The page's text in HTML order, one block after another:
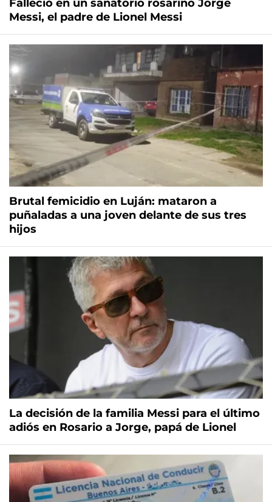
Falleció en un sanatorio rosarino Jorge
Messi, el padre de Lionel Messi
Brutal femicidio en Luján: mataron a
puñaladas a una joven delante de sus tres
hijos
La decisión de la familia Messi para el último
adiós en Rosario a Jorge, papá de Lionel